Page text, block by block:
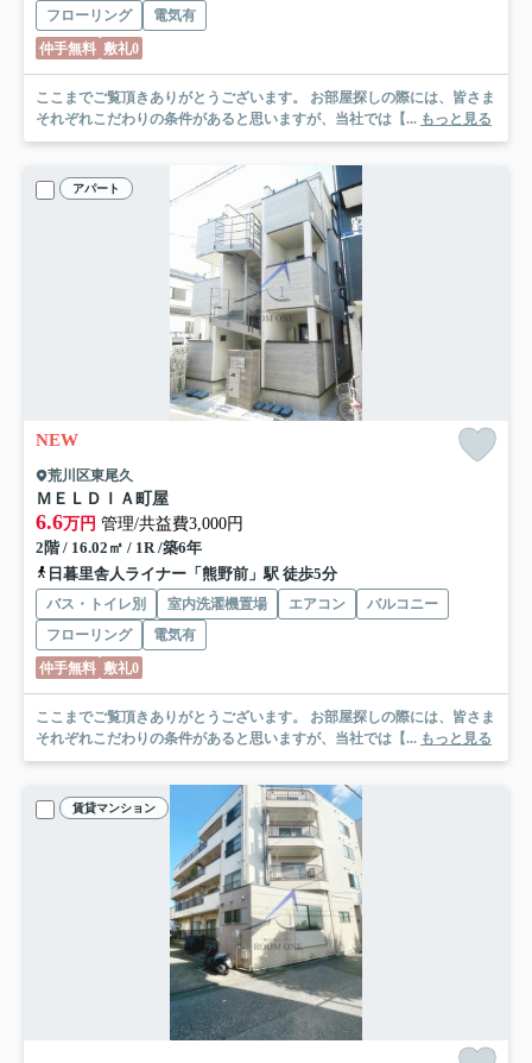
フローリング
電気有
仲手無料 敷礼0
ここまでご覧頂きありがとうございます。 お部屋探しの際には、皆さま
それぞれこだわりの条件があると思いますが、当社では【... もっと見る
アパート
NEW
荒川区東尾久
ＭＥＬＤＩＡ町屋
6.6万円 管理/共益費3,000円
2階 / 16.02㎡ / 1R /築6年
日暮里舎人ライナー「熊野前」駅 徒歩5分
バス・トイレ別 室内洗濯機置場 エアコン
バルコニー
フローリング
電気有
仲手無料 敷礼0
ここまでご覧頂きありがとうございます。 お部屋探しの際には、皆さま
それぞれこだわりの条件があると思いますが、当社では【... もっと見る
賃貸マンション